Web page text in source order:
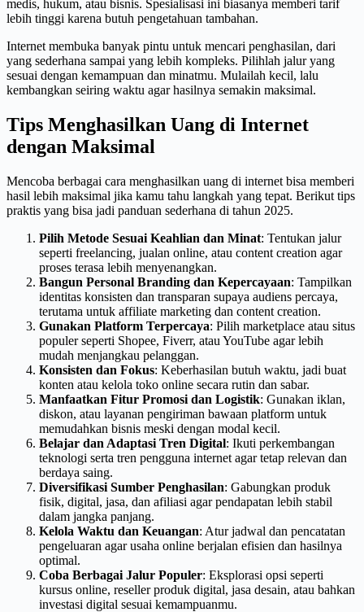
medis, hukum, atau bisnis. Spesialisasi ini biasanya memberi tarif
lebih tinggi karena butuh pengetahuan tambahan.
Internet membuka banyak pintu untuk mencari penghasilan, dari
yang sederhana sampai yang lebih kompleks. Pilihlah jalur yang
sesuai dengan kemampuan dan minatmu. Mulailah kecil, lalu
kembangkan seiring waktu agar hasilnya semakin maksimal.
Tips Menghasilkan Uang di Internet
dengan Maksimal
Mencoba berbagai cara menghasilkan uang di internet bisa memberi
hasil lebih maksimal jika kamu tahu langkah yang tepat. Berikut tips
praktis yang bisa jadi panduan sederhana di tahun 2025.
Pilih Metode Sesuai Keahlian dan Minat: Tentukan jalur
seperti freelancing, jualan online, atau content creation agar
proses terasa lebih menyenangkan.
Bangun Personal Branding dan Kepercayaan: Tampilkan
identitas konsisten dan transparan supaya audiens percaya,
terutama untuk affiliate marketing dan content creation.
Gunakan Platform Terpercaya: Pilih marketplace atau situs
populer seperti Shopee, Fiverr, atau YouTube agar lebih
mudah menjangkau pelanggan.
Konsisten dan Fokus: Keberhasilan butuh waktu, jadi buat
konten atau kelola toko online secara rutin dan sabar.
Manfaatkan Fitur Promosi dan Logistik: Gunakan iklan,
diskon, atau layanan pengiriman bawaan platform untuk
memudahkan bisnis meski dengan modal kecil.
Belajar dan Adaptasi Tren Digital: Ikuti perkembangan
teknologi serta tren pengguna internet agar tetap relevan dan
berdaya saing.
Diversifikasi Sumber Penghasilan: Gabungkan produk
fisik, digital, jasa, dan afiliasi agar pendapatan lebih stabil
dalam jangka panjang.
Kelola Waktu dan Keuangan: Atur jadwal dan pencatatan
pengeluaran agar usaha online berjalan efisien dan hasilnya
optimal.
Coba Berbagai Jalur Populer: Eksplorasi opsi seperti
kursus online, reseller produk digital, jasa desain, atau bahkan
investasi digital sesuai kemampuanmu.